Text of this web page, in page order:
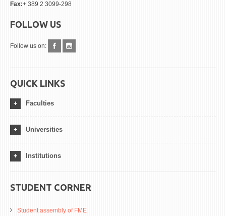
Fax:+ 389 2 3099-298
FOLLOW US
Follow us on:
QUICK LINKS
Faculties
Universities
Institutions
STUDENT CORNER
Student assembly of FME